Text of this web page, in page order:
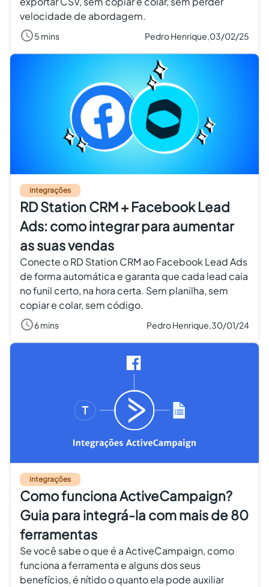
velocidade de abordagem.
5 mins Pedro Henrique,03/02/25
integrações
RD Station CRM + Facebook Lead
Ads: como integrar para aumentar
as suas vendas
Conecte o RD Station CRM ao Facebook Lead Ads
de forma automática e garanta que cada lead caia
no funil certo, na hora certa. Sem planilha, sem
copiar e colar, sem código.
6 mins Pedro Henrique,30/01/24
integrações
Como funciona ActiveCampaign?
Guia para integrá-la com mais de 80
ferramentas
Se você sabe o que é a ActiveCampaign, como
funciona a ferramenta e alguns dos seus
benefícios, é nítido o quanto ela pode auxiliar